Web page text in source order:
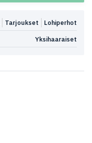
Lohiperhot
Tarjoukset
Yksihaaraiset